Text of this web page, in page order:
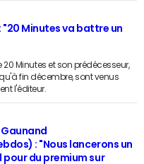
"20 Minutes va battre un
Minutes et son prédécesseur,
fin décembre, sont venus
l'éditeur.
: "Nous lancerons un
pour du premium sur